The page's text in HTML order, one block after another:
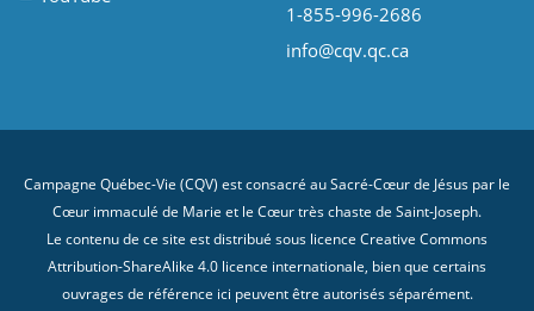
1-855-996-2686
info@cqv.qc.ca
Campagne Québec-Vie (CQV) est consacré au Sacré-Cœur de Jésus par le
Cœur immaculé de Marie et le Cœur très chaste de Saint-Joseph.
Le contenu de ce site est distribué sous licence Creative Commons
Attribution-ShareAlike 4.0 licence internationale , bien que certains
ouvrages de référence ici peuvent être autorisés séparément.